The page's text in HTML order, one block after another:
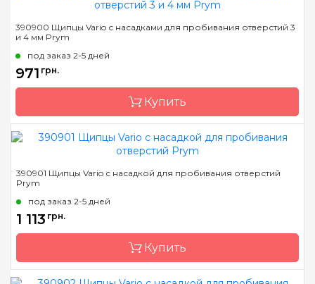
Страна-производитель
Назначение
390900 Щипцы Vario с насадками для пробивания отверстий 3
и 4 мм Prym
под заказ 2-5 дней
971 грн.
Купить
Страна-производитель
Назначение
390901 Щипцы Vario с насадкой для пробивания отверстий
Prym
под заказ 2-5 дней
1 113 грн.
Купить